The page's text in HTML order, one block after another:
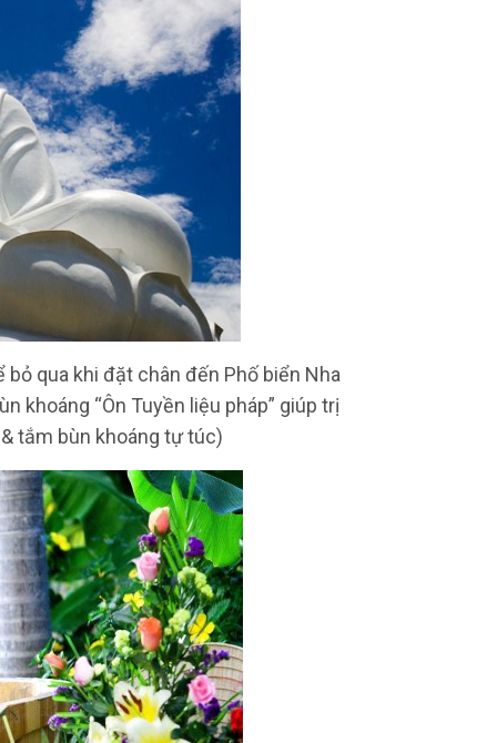
qua khi đặt chân đến Phố biển Nha
khoáng “Ôn Tuyền liệu pháp” giúp trị
tắm bùn khoáng tự túc)